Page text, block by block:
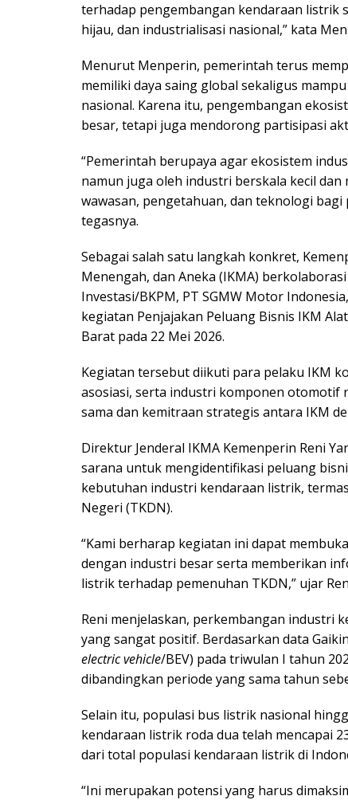
terhadap pengembangan kendaraan listrik
hijau, dan industrialisasi nasional,” kata
Menurut Menperin, pemerintah terus
memiliki daya saing global sekaligus
nasional. Karena itu, pengembangan
besar, tetapi juga mendorong partisipasi
“Pemerintah berupaya agar ekosistem
namun juga oleh industri berskala kecil
wawasan, pengetahuan, dan teknologi
tegasnya.
Sebagai salah satu langkah konkret,
Menengah, dan Aneka (IKMA)
Investasi/BKPM, PT SGMW Motor
kegiatan Penjajakan Peluang Bisnis IKM
Barat pada 22 Mei 2026.
Kegiatan tersebut diikuti para pelaku IKM
asosiasi, serta industri komponen otomotif
sama dan kemitraan strategis antara IKM
Direktur Jenderal IKMA Kemenperin Reni
sarana untuk mengidentifikasi peluang
kebutuhan industri kendaraan listrik,
Negeri (TKDN).
“Kami berharap kegiatan ini dapat
dengan industri besar serta memberikan
listrik terhadap pemenuhan TKDN,” ujar
Reni menjelaskan, perkembangan industri
yang sangat positif. Berdasarkan data
electric vehicle/BEV) pada triwulan I tahun
dibandingkan periode yang sama tahun
Selain itu, populasi bus listrik nasional
kendaraan listrik roda dua telah mencapai
dari total populasi kendaraan listrik di
“Ini merupakan potensi yang harus